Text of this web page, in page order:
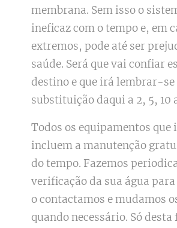
membrana. Sem isso o
ineficaz com o tempo e, em
extremos, pode até ser
saúde. Será que vai confiar
destino e que irá lembrar-se
substituição daqui a 2, 5, 10
Todos os equipamentos que
incluem a manutenção
do tempo. Fazemos
verificação da sua água
o contactamos e mudamos
quando necessário. Só